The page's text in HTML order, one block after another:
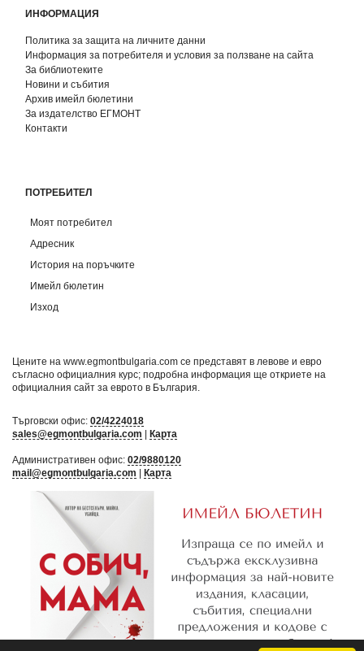
ИНФОРМАЦИЯ
Политика за защита на личните данни
Информация за потребителя и условия за ползване на сайта
За библиотеките
Новини и събития
Архив имейл бюлетини
За издателство ЕГМОНТ
Контакти
ПОТРЕБИТЕЛ
Моят потребител
Адресник
История на поръчките
Имейл бюлетин
Изход
Цените на www.egmontbulgaria.com се представят в левове и евро
съгласно официалния курс; подробна информация ще откриете на
официалния сайт за еврото в България
Търговски офис: 02/4224018
sales@egmontbulgaria.com
Карта
Административен офис: 02/9880120
mail@egmontbulgaria.com
Карта